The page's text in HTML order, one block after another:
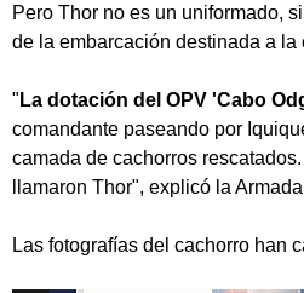
Pero Thor no es un uniformado,
de la embarcación destinada a
" La dotación del OPV 'Cabo
comandante paseando por
camada de cachorros
llamaron Thor", explicó la
Las fotografías del cachorro han